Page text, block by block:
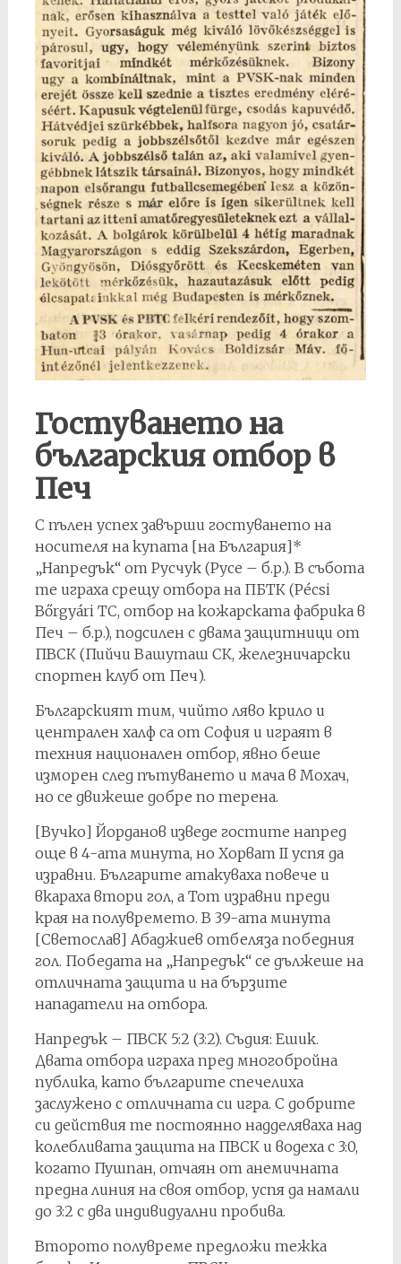
Гостуването на
българския отбор в
Печ
С пълен успех завърши гостуването на
носителя на купата [на България]*
„Напредък“ от Русчук (Русе – б.р.). В събота
те играха срещу отбора на ПБТК (Pécsi
Bőrgyári TC, отбор на кожарската фабрика в
Печ – б.р.), подсилен с двама защитници от
ПВСК (Пийчи Вашуташ СК, железничарски
спортен клуб от Печ).
Българският тим, чийто ляво крило и
централен халф са от София и играят в
техния национален отбор, явно беше
изморен след пътуването и мача в Мохач,
но се движеше добре по терена.
[Вучко] Йорданов изведе гостите напред
още в 4-ата минута, но Хорват II успя да
изравни. Българите атакуваха повече и
вкараха втори гол, а Тот изравни преди
края на полувремето. В 39-ата минута
[Светослав] Абаджиев отбеляза победния
гол. Победата на „Напредък“ се дължеше на
отличната защита и на бързите
нападатели на отбора.
Напредък – ПВСК 5:2 (3:2). Съдия: Ешик.
Двата отбора играха пред многобройна
публика, като българите спечелиха
заслужено с отличната си игра. С добрите
си действия те постоянно надделяваха над
колебливата защита на ПВСК и водеха с 3:0,
когато Пушпан, отчаян от анемичната
предна линия на своя отбор, успя да намали
до 3:2 с два индивидуални пробива.
Второто полувреме предложи тежка